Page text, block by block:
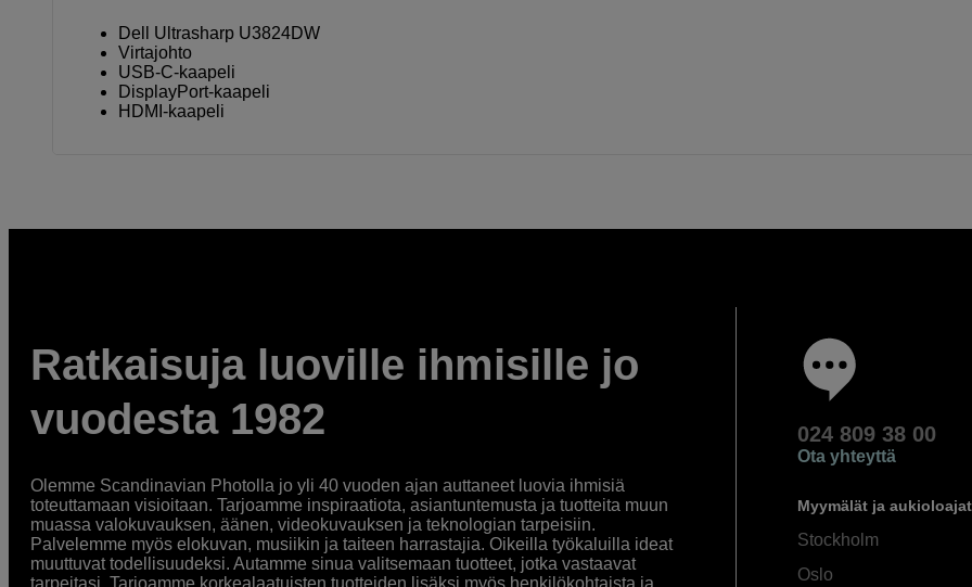
Dell Ultrasharp U3824DW
Virtajohto
USB-C-kaapeli
DisplayPort-kaapeli
HDMI-kaapeli
Ratkaisuja luoville ihmisille jo
vuodesta 1982
Olemme Scandinavian Photolla jo yli 40 vuoden ajan auttaneet luovia ihmisiä
toteuttamaan visioitaan. Tarjoamme inspiraatiota, asiantuntemusta ja tuotteita muun
muassa valokuvauksen, äänen, videokuvauksen ja teknologian tarpeisiin.
Palvelemme myös elokuvan, musiikin ja taiteen harrastajia. Oikeilla työkaluilla ideat
muuttuvat todellisuudeksi. Autamme sinua valitsemaan tuotteet, jotka vastaavat
tarpeitasi. Tarjoamme korkealaatuisten tuotteiden lisäksi myös henkilökohtaista ja
024 809 38 00
Ota yhteyttä
Myymälät ja aukioloajat
Stockholm
Oslo